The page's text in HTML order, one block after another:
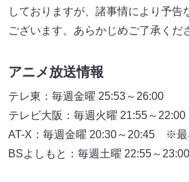
しておりますが、諸事情により予告
ございます。あらかじめご了承くだ
アニメ放送情報
テレ東：毎週金曜 25:53～26:00
テレビ大阪：毎週火曜 21:55～22:00
AT-X：毎週金曜 20:30～20:45 ※最
BSよしもと：毎週土曜 22:55～23:00